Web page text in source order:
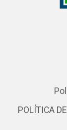
POLÍTICA